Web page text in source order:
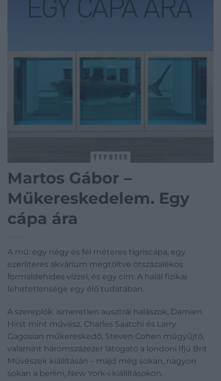
Martos Gábor –
Műkereskedelem. Egy
cápa ára
A mű: egy négy és fél méteres tigriscápa, egy
ezerliteres akvárium megtöltve ötszázalékos
formaldehides vízzel, és egy cím: A halál fizikai
lehetetlensége egy élő tudatában.
A szereplők: ismeretlen ausztrál halászok, Damien
Hirst mint művész, Charles Saatchi és Larry
Gagosian műkereskedő, Steven Cohen műgyűjtő,
valamint háromszázezer látogató a londoni Ifjú Brit
Művészek kiállításán – majd még sokan, nagyon
sokan a berlini, New York-i kiállításokon.